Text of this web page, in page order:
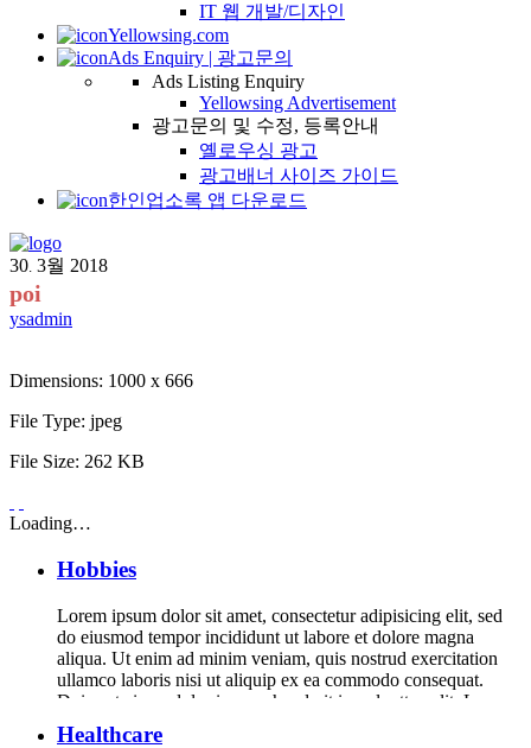
IT 웹 개발/디자인
Yellowsing.com
Ads Enquiry | 광고문의
Ads Listing Enquiry
Yellowsing Advertisement
광고문의 및 수정, 등록안내
옐로우싱 광고
광고배너 사이즈 가이드
한인업소록 앱 다운로드
30. 3월 2018
poi
ysadmin
Dimensions: 1000 x 666
File Type: jpeg
File Size: 262 KB
Loading…
Hobbies
Lorem ipsum dolor sit amet, consectetur adipisicing elit, sed
do eiusmod tempor incididunt ut labore et dolore magna
aliqua. Ut enim ad minim veniam, quis nostrud exercitation
ullamco laboris nisi ut aliquip ex ea commodo consequat.
Duis aute irure dolor in reprehenderit in voluptte velit. Lorem
ipsum dolor sit amet, consectetur adipisicing elit, sed do […]
Healthcare